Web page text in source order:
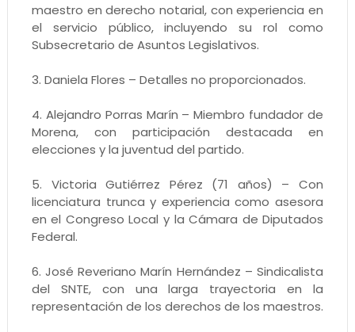
maestro en derecho notarial, con experiencia en
el servicio público, incluyendo su rol como
Subsecretario de Asuntos Legislativos.
3. Daniela Flores – Detalles no proporcionados.
4. Alejandro Porras Marín – Miembro fundador de
Morena, con participación destacada en
elecciones y la juventud del partido.
5. Victoria Gutiérrez Pérez (71 años) – Con
licenciatura trunca y experiencia como asesora
en el Congreso Local y la Cámara de Diputados
Federal.
6. José Reveriano Marín Hernández – Sindicalista
del SNTE, con una larga trayectoria en la
representación de los derechos de los maestros.